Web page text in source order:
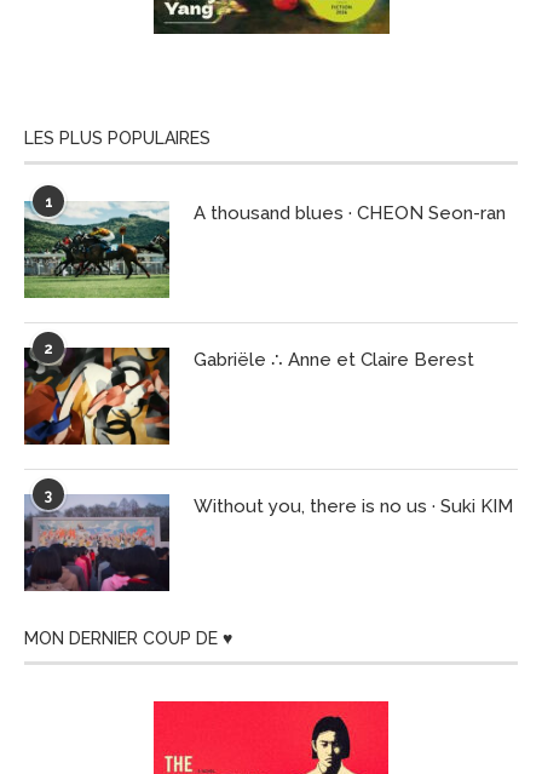
LES PLUS POPULAIRES
1 A thousand blues · CHEON Seon-ran
2 Gabriële ∴ Anne et Claire Berest
3 Without you, there is no us · Suki KIM
MON DERNIER COUP DE ♥